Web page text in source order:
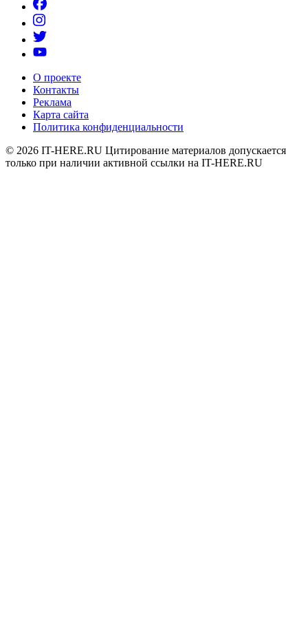
О проекте
Контакты
Реклама
Карта сайта
Политика конфиденциальности
© 2026 IT-HERE.RU Цитирование материалов допускается
только при наличии активной ссылки на IT-HERE.RU